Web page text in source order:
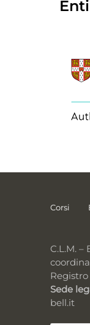
Corsi
C.L.M. –
Sede
bell.it